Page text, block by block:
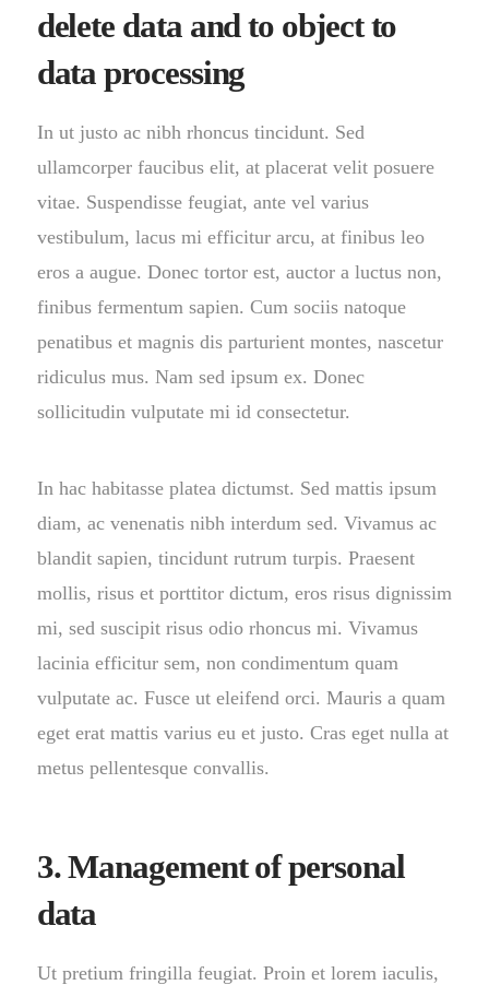
delete data and to object to
data processing
In ut justo ac nibh rhoncus tincidunt. Sed
ullamcorper faucibus elit, at placerat velit posuere
vitae. Suspendisse feugiat, ante vel varius
vestibulum, lacus mi efficitur arcu, at finibus leo
eros a augue. Donec tortor est, auctor a luctus non,
finibus fermentum sapien. Cum sociis natoque
penatibus et magnis dis parturient montes, nascetur
ridiculus mus. Nam sed ipsum ex. Donec
sollicitudin vulputate mi id consectetur.
In hac habitasse platea dictumst. Sed mattis ipsum
diam, ac venenatis nibh interdum sed. Vivamus ac
blandit sapien, tincidunt rutrum turpis. Praesent
mollis, risus et porttitor dictum, eros risus dignissim
mi, sed suscipit risus odio rhoncus mi. Vivamus
lacinia efficitur sem, non condimentum quam
vulputate ac. Fusce ut eleifend orci. Mauris a quam
eget erat mattis varius eu et justo. Cras eget nulla at
metus pellentesque convallis.
3. Management of personal
data
Ut pretium fringilla feugiat. Proin et lorem iaculis,